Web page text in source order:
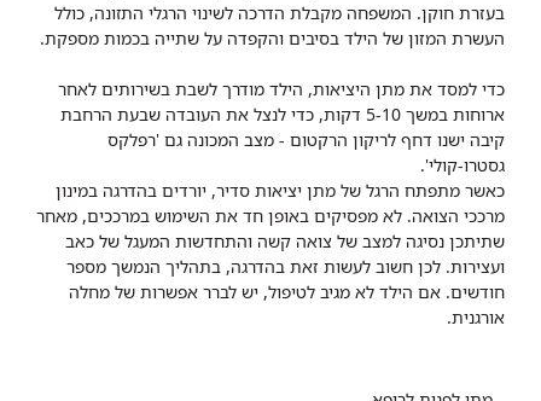
בעזרת חוקן. המשפחה מקבלת הדרכה לשינוי הרגלי התזונה, כולל
העשרת המזון של הילד בסיבים והקפדה על שתייה בכמות מספקת.
כדי למסד את מתן היציאות, הילד מודרך לשבת בשירותים לאחר
ארוחות במשך 5-10 דקות, כדי לנצל את העובדה שבעת הרחבת
קיבה ישנו דחף לריקון הרקטום - מצב המכונה גם 'רפלקס
גסטרו-קולי'.
כאשר מתפתח הרגל של מתן יציאות סדיר, יורדים בהדרגה במינון
מרככי הצואה. לא מפסיקים באופן חד את השימוש במרככים, מאחר
שתיתכן נסיגה למצב של צואה קשה והתחדשות המעגל של כאב
ועצירות. לכן חשוב לעשות זאת בהדרגה, בתהליך הנמשך מספר
חודשים. אם הילד לא מגיב לטיפול, יש לברר אפשרות של מחלה
אורגנית.